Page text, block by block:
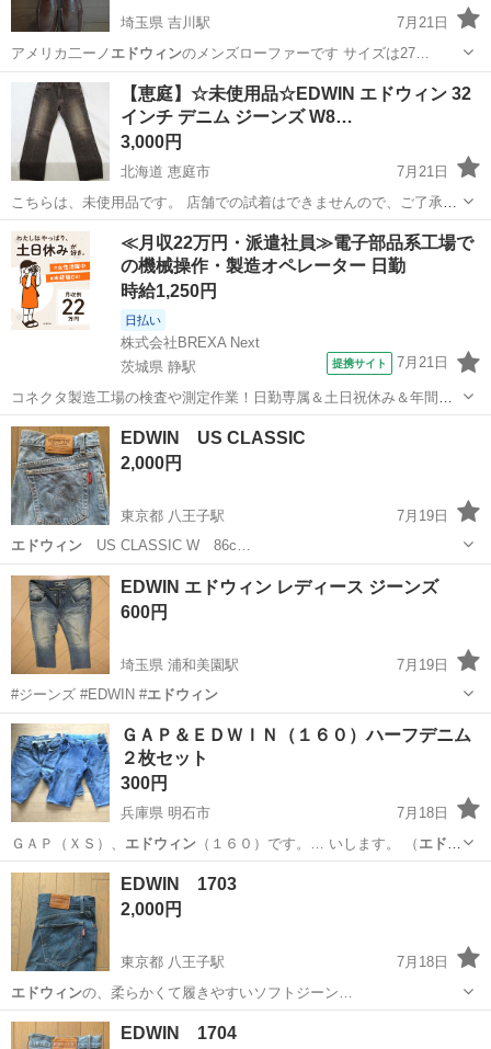
埼玉県 吉川駅
7月21日
アメリカ二ーノ エドウィンのメンズローファーです サイズは27…
埼玉 吉川市 吉川駅 靴 アメリカ
【恵庭】☆未使用品☆EDWIN エドウィン 32
インチ デニム ジーンズ W8…
3,000円
北海道 恵庭市
7月21日
こちらは、未使用品です。 店舗での試着はできませんので、ご了承下
さいませ。 店頭まで引き取りに来ていただければ送料はかかりませ
ん。 店頭金額とジモティーの特価金額とは値段が違います。 店頭に来
店して商品を見た...
北海道 恵庭市 パンツ 店頭
≪月収22万円・派遣社員≫電子部品系工場で
の機械操作・製造オペレーター 日勤
時給1,250円
日払い
株式会社BREXA Next
茨城県 静駅
提携サイト 7月21日
コネクタ製造工場の検査や測定作業！日勤専属＆土日祝休み＆年間休
日128日★クリーンルーム内作業★マイカー通勤OK＆無料駐車場あり
★就業先食堂利用可！日払い制度あり！《茨城県常陸大宮市》 人気の
工場のお仕事 ◇コネクタ製造工...
茨城 常陸大宮市
EDWIN US CLASSIC
2,000円
東京都 八王子駅
7月19日
エドウィン
US CLASSIC W 86c…
東京 八王子市 八王子駅 ジーンズ/デニム
EDWIN エドウィン レディース ジーンズ
600円
埼玉県 浦和美園駅
7月19日
#ジーンズ #EDWIN #エドウィン
埼玉 さいたま市
エドウィン
ＧＡＰ＆ＥＤＷＩＮ（１６０）ハーフデニム
２枚セット
300円
兵庫県 明石市
7月18日
ＧＡＰ（ＸＳ）、 エドウィン（１６０）です。… いします。 （ エドウ
ィンの方の腰の革パッ…
兵庫 明石市
EDWIN 1703
2,000円
東京都 八王子駅
7月18日
エドウィンの、柔らかくて履きやすいソフトジーン…
東京 八王子市
EDWIN 1704